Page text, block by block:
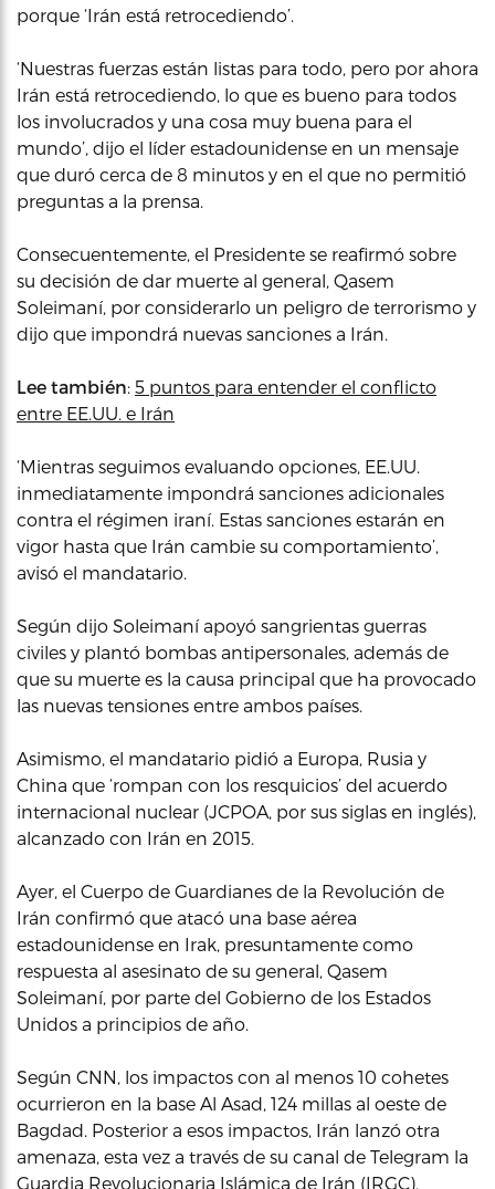
porque ‘Irán está retrocediendo’.
‘Nuestras fuerzas están listas para todo, pero por ahora
Irán está retrocediendo, lo que es bueno para todos
los involucrados y una cosa muy buena para el
mundo’, dijo el líder estadounidense en un mensaje
que duró cerca de 8 minutos y en el que no permitió
preguntas a la prensa.
Consecuentemente, el Presidente se reafirmó sobre
su decisión de dar muerte al general, Qasem
Soleimaní, por considerarlo un peligro de terrorismo y
dijo que impondrá nuevas sanciones a Irán.
Lee también: 5 puntos para entender el conflicto
entre EE.UU. e Irán
‘Mientras seguimos evaluando opciones, EE.UU.
inmediatamente impondrá sanciones adicionales
contra el régimen iraní. Estas sanciones estarán en
vigor hasta que Irán cambie su comportamiento’,
avisó el mandatario.
Según dijo Soleimaní apoyó sangrientas guerras
civiles y plantó bombas antipersonales, además de
que su muerte es la causa principal que ha provocado
las nuevas tensiones entre ambos países.
Asimismo, el mandatario pidió a Europa, Rusia y
China que ‘rompan con los resquicios’ del acuerdo
internacional nuclear (JCPOA, por sus siglas en inglés),
alcanzado con Irán en 2015.
Ayer, el Cuerpo de Guardianes de la Revolución de
Irán confirmó que atacó una base aérea
estadounidense en Irak, presuntamente como
respuesta al asesinato de su general, Qasem
Soleimaní, por parte del Gobierno de los Estados
Unidos a principios de año.
Según CNN, los impactos con al menos 10 cohetes
ocurrieron en la base Al Asad, 124 millas al oeste de
Bagdad. Posterior a esos impactos, Irán lanzó otra
amenaza, esta vez a través de su canal de Telegram la
Guardia Revolucionaria Islámica de Irán (IRGC).